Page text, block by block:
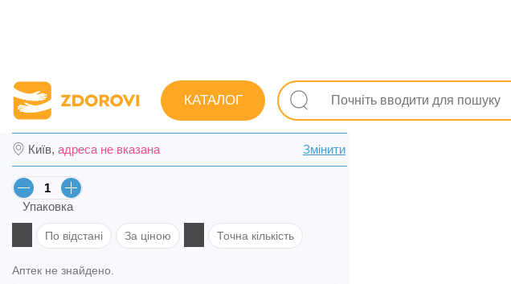
КАТАЛОГ
Пошук ліків Серцево-судинні Від високого артеріального тиску
Діокор табл. в/о 80 мг/12,5 мг №30 (10х3) в Хмельницькому
Київ, адреса не вказана Змінити
Упаковка
По відстані За ціною Точна кількість
Аптек не знайдено.